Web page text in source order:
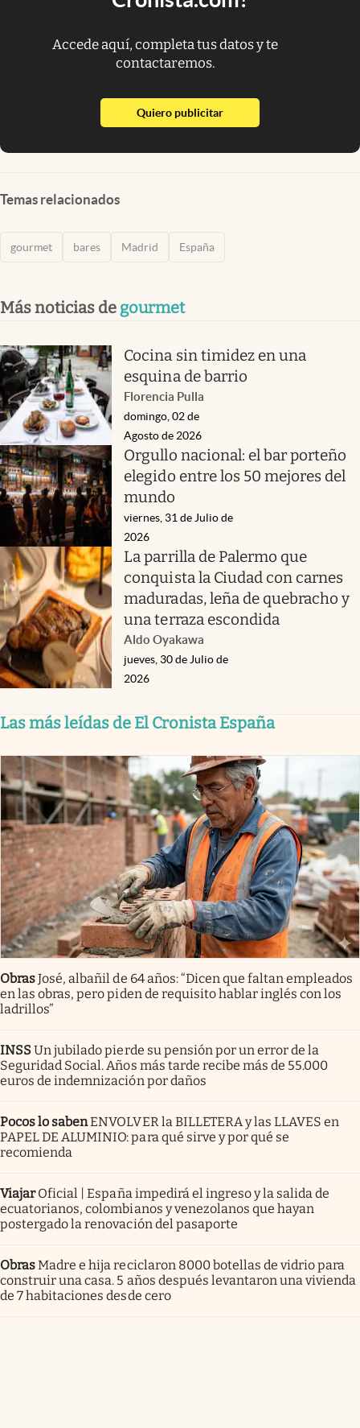
Accede aquí, completa tus datos y te
contactaremos.
Quiero publicitarabre en nueva pestaña
Temas relacionados
gourmet bares Madrid España
Más noticias de gourmet
Cocina sin timidez en una
esquina de barrio
Florencia Pulla
domingo, 02 de
Agosto de 2026
Orgullo nacional: el bar porteño
elegido entre los 50 mejores del
mundo
viernes, 31 de Julio de
2026
La parrilla de Palermo que
conquista la Ciudad con carnes
maduradas, leña de quebracho y
una terraza escondida
Aldo Oyakawa
jueves, 30 de Julio de
2026
Las más leídas de El Cronista España
ObrasJosé, albañil de 64 años: “Dicen que faltan empleados
en las obras, pero piden de requisito hablar inglés con los
ladrillos”
INSSUn jubilado pierde su pensión por un error de la
Seguridad Social. Años más tarde recibe más de 55.000
euros de indemnización por daños
Pocos lo sabenENVOLVER la BILLETERA y las LLAVES en
PAPEL DE ALUMINIO: para qué sirve y por qué se
recomienda
Viajar Oficial | España impedirá el ingreso y la salida de
ecuatorianos, colombianos y venezolanos que hayan
postergado la renovación del pasaporte
ObrasMadre e hija reciclaron 8000 botellas de vidrio para
construir una casa. 5 años después levantaron una vivienda
de 7 habitaciones desde cero